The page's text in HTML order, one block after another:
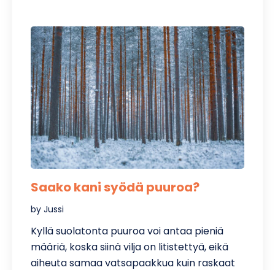
Saako kani syödä puuroa?
by Jussi
Kyllä suolatonta puuroa voi antaa pieniä
määriä, koska siinä vilja on litistettyä, eikä
aiheuta samaa vatsapaakkua kuin raskaat